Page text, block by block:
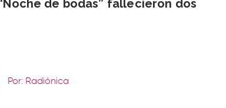
de bodas” fallecieron dos
Por: Radiónica